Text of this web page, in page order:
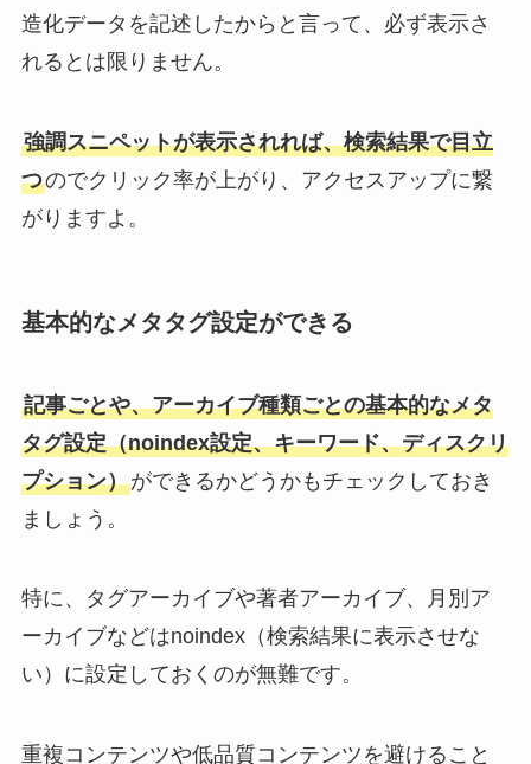
造化データを記述したからと言って、必ず表示さ
れるとは限りません。
強調スニペットが表示されれば、検索結果で目立
つのでクリック率が上がり、アクセスアップに繋
がりますよ。
基本的なメタタグ設定ができる
記事ごとや、アーカイブ種類ごとの基本的なメタ
タグ設定（noindex設定、キーワード、ディスクリ
プション）ができるかどうかもチェックしておき
ましょう。
特に、タグアーカイブや著者アーカイブ、月別ア
ーカイブなどはnoindex（検索結果に表示させな
い）に設定しておくのが無難です。
重複コンテンツや低品質コンテンツを避けること